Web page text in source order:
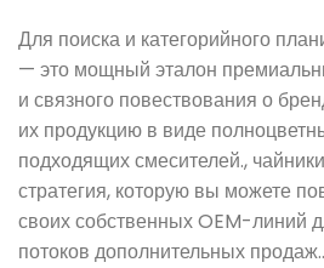
Для поиска и категорийного
— это мощный эталон
и связного повествования о
их продукцию в виде
подходящих смесителей.,
стратегия, которую вы можете
своих собственных OEM-линий
потоков дополнительных продаж..